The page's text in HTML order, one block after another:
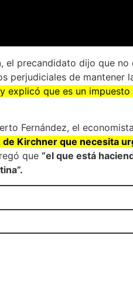
, el precandidato dijo que no
perjudiciales de mantener
explicó que es un
Fernández, el
Kirchner que necesita
que “el que está